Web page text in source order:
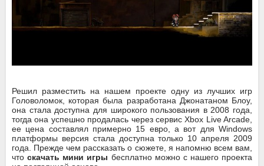
Решил разместить на нашем проекте одну из лучших игр
Головоломок, которая была разработана Джонатаном Блоу,
она стала доступна для широкого пользования в 2008 года,
тогда она успешно продалась через сервис Xbox Live Arcade,
ее цена составлял примерно 15 евро, а вот для Windows
платформы версия стала доступна только 10 апреля 2009
года. Прежде чем рассказать о сюжете, я напомню всем вам,
чтоскачать мини игры бесплатно можно с нашего проекта